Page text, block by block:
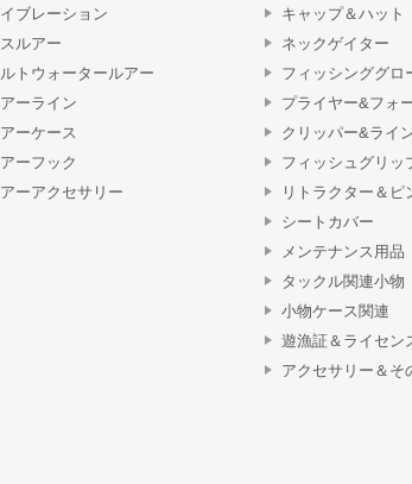
ブレーション
ルアー
トウォータールアー
ーライン
ーケース
ーフック
ーアクセサリー
キャップ＆ハット
ネックゲイター
フィッシンググロ
プライヤー&フォ
クリッパー&ライ
フィッシュグリッ
リトラクター＆ピ
シートカバー
メンテナンス用品
タックル関連小物
小物ケース関連
遊漁証＆ライセン
アクセサリー＆そ